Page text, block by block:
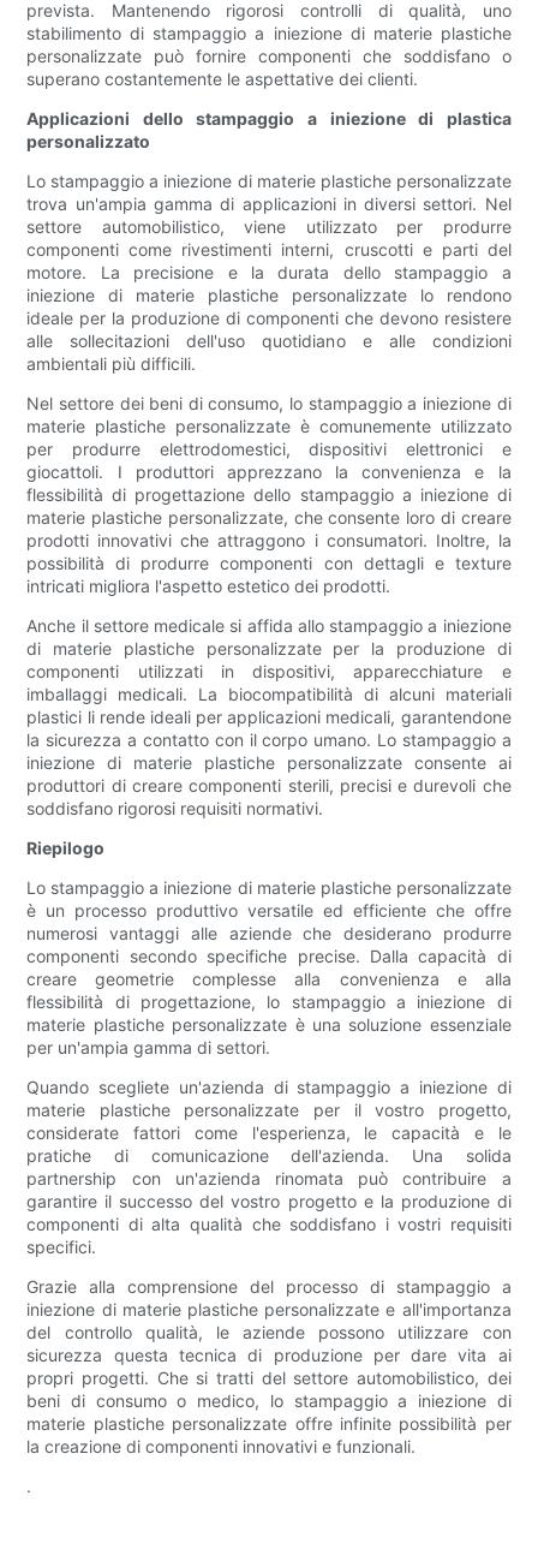
prevista. Mantenendo rigorosi controlli di qualità, uno
stabilimento di stampaggio a iniezione di materie plastiche
personalizzate può fornire componenti che soddisfano o
superano costantemente le aspettative dei clienti.
Applicazioni dello stampaggio a iniezione di plastica
personalizzato
Lo stampaggio a iniezione di materie plastiche personalizzate
trova un'ampia gamma di applicazioni in diversi settori. Nel
settore automobilistico, viene utilizzato per produrre
componenti come rivestimenti interni, cruscotti e parti del
motore. La precisione e la durata dello stampaggio a
iniezione di materie plastiche personalizzate lo rendono
ideale per la produzione di componenti che devono resistere
alle sollecitazioni dell'uso quotidiano e alle condizioni
ambientali più difficili.
Nel settore dei beni di consumo, lo stampaggio a iniezione di
materie plastiche personalizzate è comunemente utilizzato
per produrre elettrodomestici, dispositivi elettronici e
giocattoli. I produttori apprezzano la convenienza e la
flessibilità di progettazione dello stampaggio a iniezione di
materie plastiche personalizzate, che consente loro di creare
prodotti innovativi che attraggono i consumatori. Inoltre, la
possibilità di produrre componenti con dettagli e texture
intricati migliora l'aspetto estetico dei prodotti.
Anche il settore medicale si affida allo stampaggio a iniezione
di materie plastiche personalizzate per la produzione di
componenti utilizzati in dispositivi, apparecchiature e
imballaggi medicali. La biocompatibilità di alcuni materiali
plastici li rende ideali per applicazioni medicali, garantendone
la sicurezza a contatto con il corpo umano. Lo stampaggio a
iniezione di materie plastiche personalizzate consente ai
produttori di creare componenti sterili, precisi e durevoli che
soddisfano rigorosi requisiti normativi.
Riepilogo
Lo stampaggio a iniezione di materie plastiche personalizzate
è un processo produttivo versatile ed efficiente che offre
numerosi vantaggi alle aziende che desiderano produrre
componenti secondo specifiche precise. Dalla capacità di
creare geometrie complesse alla convenienza e alla
flessibilità di progettazione, lo stampaggio a iniezione di
materie plastiche personalizzate è una soluzione essenziale
per un'ampia gamma di settori.
Quando scegliete un'azienda di stampaggio a iniezione di
materie plastiche personalizzate per il vostro progetto,
considerate fattori come l'esperienza, le capacità e le
pratiche di comunicazione dell'azienda. Una solida
partnership con un'azienda rinomata può contribuire a
garantire il successo del vostro progetto e la produzione di
componenti di alta qualità che soddisfano i vostri requisiti
specifici.
Grazie alla comprensione del processo di stampaggio a
iniezione di materie plastiche personalizzate e all'importanza
del controllo qualità, le aziende possono utilizzare con
sicurezza questa tecnica di produzione per dare vita ai
propri progetti. Che si tratti del settore automobilistico, dei
beni di consumo o medico, lo stampaggio a iniezione di
materie plastiche personalizzate offre infinite possibilità per
la creazione di componenti innovativi e funzionali.
.